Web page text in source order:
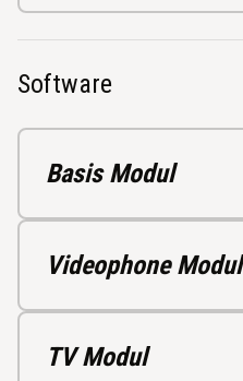
Software
Basis Modul
Videophone Modul
TV Modul